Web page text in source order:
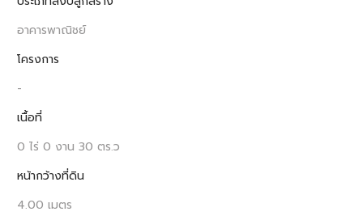
อาคารพาณิชย์
โครงการ
-
เนื้อที่
0 ไร่ 0 งาน 30 ตร.ว
หน้ากว้างที่ดิน
4.00 เมตร